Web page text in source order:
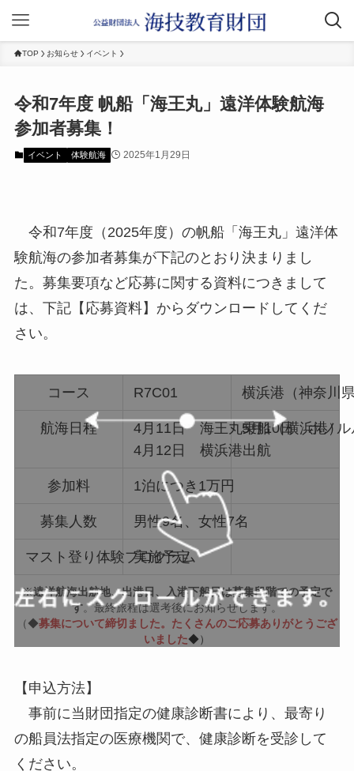
TOP お知らせ イベント
令和7年度 帆船「海王丸」遠洋体験航海
参加者募集！
イベント 体験航海 2025年1月29日
令和7年度（2025年度）の帆船「海王丸」遠洋体
験航海の参加者募集が下記のとおり決まりまし
た。募集要項など応募に関する資料につきまして
は、下記【応募資料】からダウンロードしてくだ
さい。
コース R7C01 横浜港（神奈川
航海日程
4月11日 海王丸乗船（横浜港）
4月12日 横浜港出航
5月10日 ホノル
参加料 1泊につき1万円
募集人数 男性9名、女性7名
マスト登り体験プログラム
実施予定
※遠洋航海出航地、出港日、入港下船日は募集段階での予定で
す。最終旅程は選考後にお知らせします。
（◆募集について締切ました。たくさんのご応募ありがとうござ
いました◆）
【申込方法】
事前に当財団指定の健康診断書により、最寄り
の船員法指定の医療機関で、健康診断を受診して
ください。